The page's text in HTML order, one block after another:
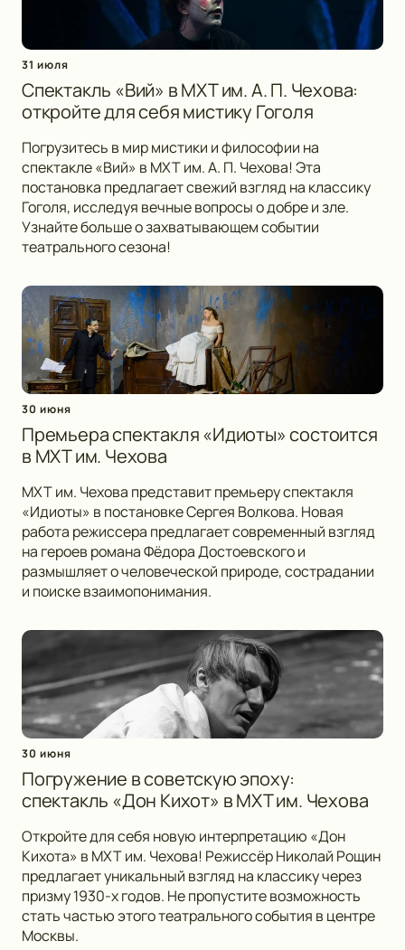
31 июля
Спектакль «Вий» в МХТ им. А. П. Чехова:
откройте для себя мистику Гоголя
Погрузитесь в мир мистики и философии на
спектакле «Вий» в МХТ им. А. П. Чехова! Эта
постановка предлагает свежий взгляд на классику
Гоголя, исследуя вечные вопросы о добре и зле.
Узнайте больше о захватывающем событии
театрального сезона!
30 июня
Премьера спектакля «Идиоты» состоится
в МХТ им. Чехова
МХТ им. Чехова представит премьеру спектакля
«Идиоты» в постановке Сергея Волкова. Новая
работа режиссера предлагает современный взгляд
на героев романа Фёдора Достоевского и
размышляет о человеческой природе, сострадании
и поиске взаимопонимания.
30 июня
Погружение в советскую эпоху:
спектакль «Дон Кихот» в МХТ им. Чехова
Откройте для себя новую интерпретацию «Дон
Кихота» в МХТ им. Чехова! Режиссёр Николай Рощин
предлагает уникальный взгляд на классику через
призму 1930-х годов. Не пропустите возможность
стать частью этого театрального события в центре
Москвы.